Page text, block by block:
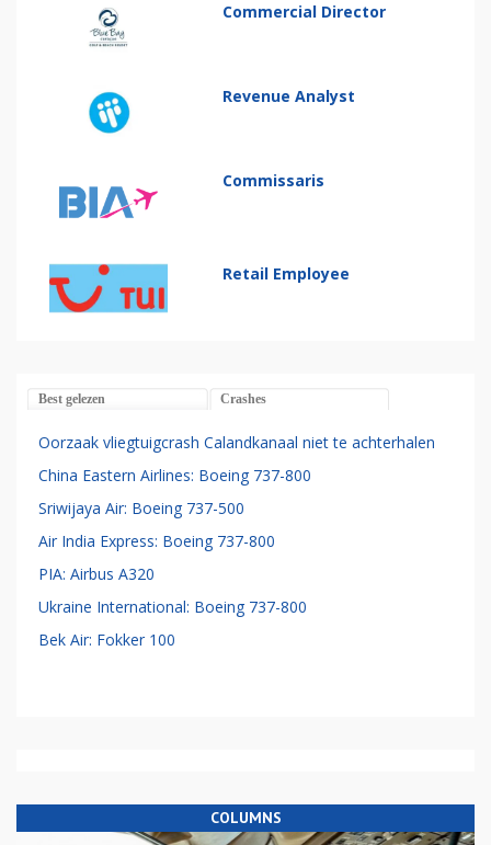
Commercial Director
Revenue Analyst
Commissaris
Retail Employee
Best gelezen Crashes
Oorzaak vliegtuigcrash Calandkanaal niet te achterhalen
China Eastern Airlines: Boeing 737-800
Sriwijaya Air: Boeing 737-500
Air India Express: Boeing 737-800
PIA: Airbus A320
Ukraine International: Boeing 737-800
Bek Air: Fokker 100
COLUMNS